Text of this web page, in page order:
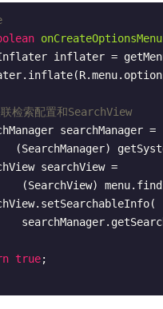
onCreateOptionsMenu
检索配置和SearchView
true;